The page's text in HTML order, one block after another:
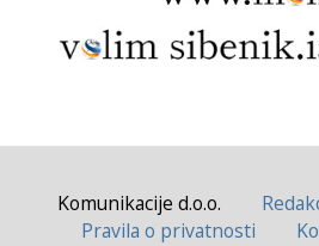
Komunikacije d.o.o.
Pravila o privatnosti